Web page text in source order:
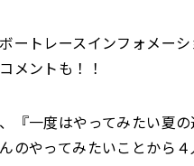
ートレースインフォメー
メントも！！
『一度はやってみたい夏
のやってみたいことから